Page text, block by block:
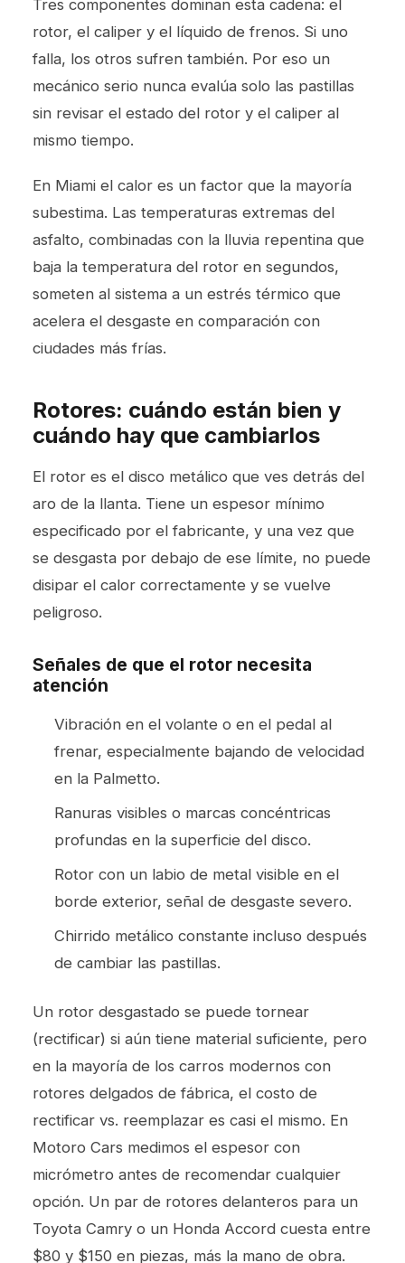
Tres componentes dominan esta cadena: el
rotor, el caliper y el líquido de frenos. Si uno
falla, los otros sufren también. Por eso un
mecánico serio nunca evalúa solo las pastillas
sin revisar el estado del rotor y el caliper al
mismo tiempo.
En Miami el calor es un factor que la mayoría
subestima. Las temperaturas extremas del
asfalto, combinadas con la lluvia repentina que
baja la temperatura del rotor en segundos,
someten al sistema a un estrés térmico que
acelera el desgaste en comparación con
ciudades más frías.
Rotores: cuándo están bien y
cuándo hay que cambiarlos
El rotor es el disco metálico que ves detrás del
aro de la llanta. Tiene un espesor mínimo
especificado por el fabricante, y una vez que
se desgasta por debajo de ese límite, no puede
disipar el calor correctamente y se vuelve
peligroso.
Señales de que el rotor necesita
atención
Vibración en el volante o en el pedal al
frenar, especialmente bajando de velocidad
en la Palmetto.
Ranuras visibles o marcas concéntricas
profundas en la superficie del disco.
Rotor con un labio de metal visible en el
borde exterior, señal de desgaste severo.
Chirrido metálico constante incluso después
de cambiar las pastillas.
Un rotor desgastado se puede tornear
(rectificar) si aún tiene material suficiente, pero
en la mayoría de los carros modernos con
rotores delgados de fábrica, el costo de
rectificar vs. reemplazar es casi el mismo. En
Motoro Cars medimos el espesor con
micrómetro antes de recomendar cualquier
opción. Un par de rotores delanteros para un
Toyota Camry o un Honda Accord cuesta entre
$80 y $150 en piezas, más la mano de obra.